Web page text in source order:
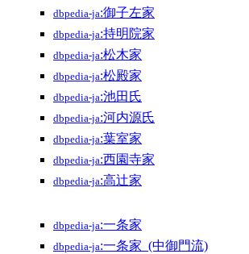
dbpedia-ja:御子左家
dbpedia-ja:持明院家
dbpedia-ja:松木家
dbpedia-ja:松殿家
dbpedia-ja:池田氏
dbpedia-ja:河内源氏
dbpedia-ja:葉室家
dbpedia-ja:西園寺家
dbpedia-ja:高辻家
dbpedia-ja:一条家
dbpedia-ja:一条家_(中御門流)